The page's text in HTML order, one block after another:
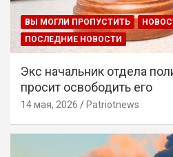
ВЫ МОГЛИ ПРОПУСТИТЬ
ПОСЛЕДНИЕ НОВОСТИ
Экс начальник отдела
просит освободить его
14 мая, 2026 Patriotnews